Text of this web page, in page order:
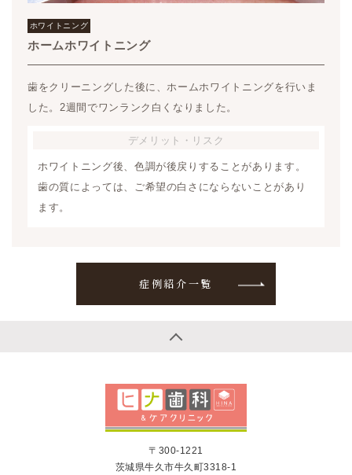
ホワイトニング
ホームホワイトニング
歯をクリーニングした後に、ホームホワイトニングを行いま
した。2週間でワンランク白くなりました。
デメリット ・リスク
ホワイトニング後、色調が後戻りすることがあります。
歯の質によっては、ご希望の白さにならないことがあり
ます。
症例紹介一覧
〒300-1221
茨城県牛久市牛久町3318-1